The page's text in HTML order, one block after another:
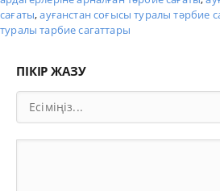
сағаты,ауғанстан соғысы туралы тәрбие
туралы тарбие сагаттары
ПІКІР ЖАЗУ